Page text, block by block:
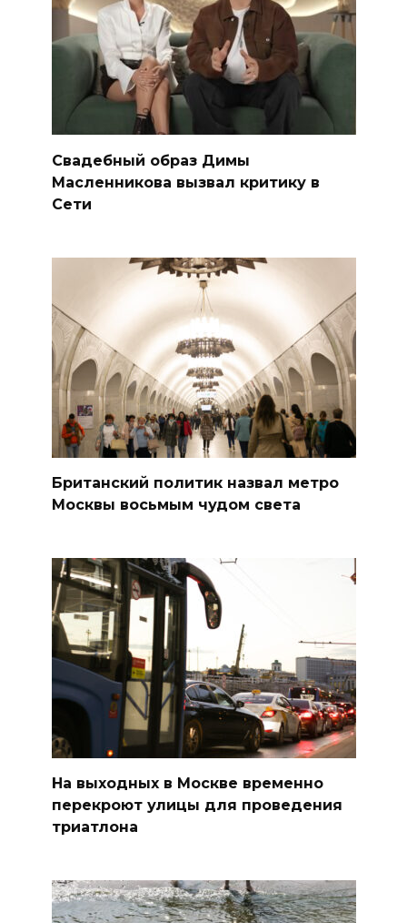
Свадебный образ Димы
Масленникова вызвал критику в
Сети
Британский политик назвал метро
Москвы восьмым чудом света
На выходных в Москве временно
перекроют улицы для проведения
триатлона